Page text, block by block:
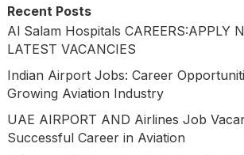
Recent Posts
Al Salam Hospitals CAREERS:APPLY
LATEST VACANCIES
Indian Airport Jobs: Career
Growing Aviation Industry
UAE AIRPORT AND Airlines Job
Successful Career in Aviation